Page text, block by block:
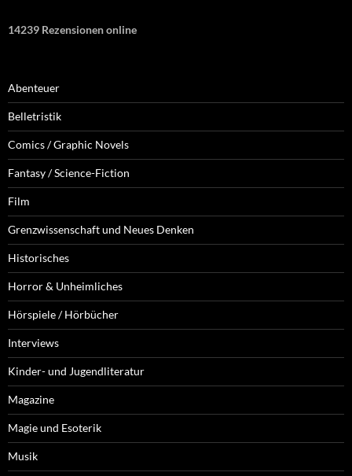
14239 Rezensionen online
Abenteuer
Belletristik
Comics / Graphic Novels
Fantasy / Science-Fiction
Film
Grenzwissenschaft und Neues Denken
Historisches
Horror & Unheimliches
Hörspiele / Hörbücher
Interviews
Kinder- und Jugendliteratur
Magazine
Magie und Esoterik
Musik